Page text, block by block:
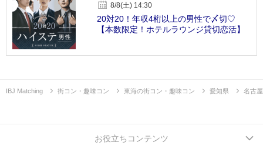
8/8(土) 14:30
20対20！年収4桁以上の男性で〆切♡
【本数限定！ホテルラウンジ貸切恋活】
IBJ Matching 街コン・趣味コン 東海の街コン・趣味コン 愛知県 名古屋
お役立ちコンテンツ